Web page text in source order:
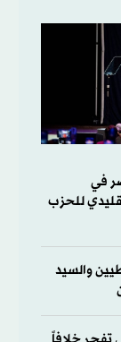
في
للحزب
والسيد